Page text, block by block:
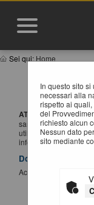
Sei qui: Home
In questo sito
necessari alla
rispetto ai
del
richiesto alcun
Nessun dato
sito mediante
ACCESSO
ATTENZIONE:a
sarà possibile
utilizzando un'identità
informazioni si
Documenti
Accesso al portale